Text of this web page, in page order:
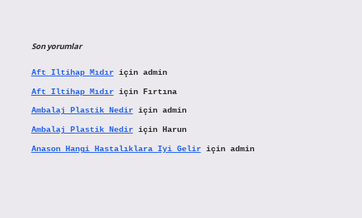
Son yorumlar
Aft Iltihap Mıdıriçin admin
Aft Iltihap Mıdıriçin Fırtına
Ambalaj Plastik Nediriçin admin
Ambalaj Plastik Nediriçin Harun
Anason Hangi Hastalıklara Iyi Geliriçin admin